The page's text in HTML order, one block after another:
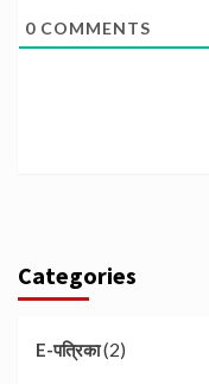
0 COMMENTS
Categories
E-पत्रिका(2)